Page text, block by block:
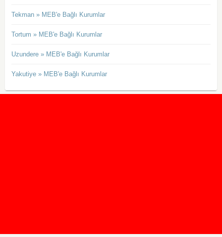
Tekman » MEB'e Bağlı Kurumlar
Tortum » MEB'e Bağlı Kurumlar
Uzundere » MEB'e Bağlı Kurumlar
Yakutiye » MEB'e Bağlı Kurumlar